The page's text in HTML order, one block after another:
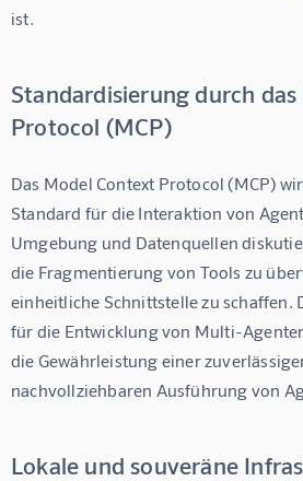
ist.
Standardisierung durch
Protocol (MCP)
Das Model Context Protocol (MCP)
Standard für die Interaktion von
Umgebung und Datenquellen
die Fragmentierung von Tools zu
einheitliche Schnittstelle zu schaffen.
für die Entwicklung von Multi-
die Gewährleistung einer
nachvollziehbaren Ausführung von
Lokale und souveräne